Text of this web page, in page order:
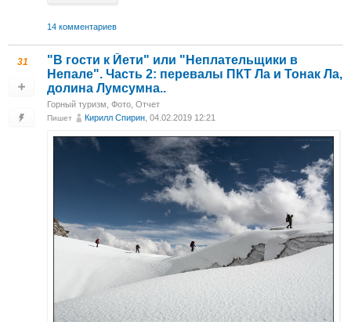
14 комментариев
31
"В гости к Йети" или "Неплательщики в
Непале". Часть 2: перевалы ПКТ Ла и Тонак Ла,
долина Лумсумна..
Горный туризм Фото Отчет
Пишет Кирилл Спирин , 04.02.2019 12:21